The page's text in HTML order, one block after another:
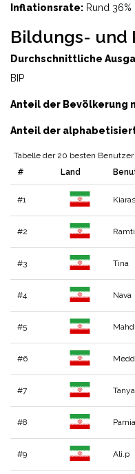
Inflationsrate: Rund 36%
Bildungs- und
Durchschnittliche
BIP
Anteil der Bevölkerung
Anteil der
Tabelle der 20 besten
#
Land
#1
#2
#3 Tina
#4 Nava
#5
#6
#7 Tanya
#8 Parnia
#9 Ali.p